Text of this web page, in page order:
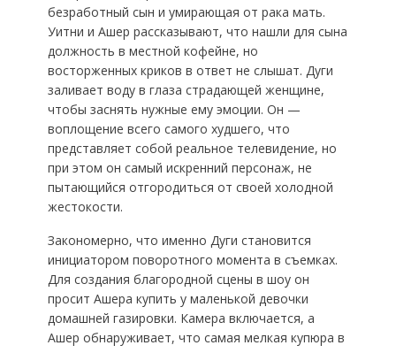
безработный сын и умирающая от рака мать.
Уитни и Ашер рассказывают, что нашли для сына
должность в местной кофейне, но
восторженных криков в ответ не слышат. Дуги
заливает воду в глаза страдающей женщине,
чтобы заснять нужные ему эмоции. Он —
воплощение всего самого худшего, что
представляет собой реальное телевидение, но
при этом он самый искренний персонаж, не
пытающийся отгородиться от своей холодной
жестокости.
Закономерно, что именно Дуги становится
инициатором поворотного момента в съемках.
Для создания благородной сцены в шоу он
просит Ашера купить у маленькой девочки
домашней газировки. Камера включается, а
Ашер обнаруживает, что самая мелкая купюра в